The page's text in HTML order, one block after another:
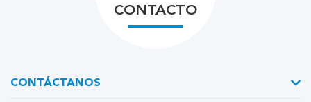
CONTACTO
CONTÁCTANOS